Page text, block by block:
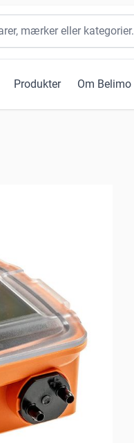
Produkter Om Belimo